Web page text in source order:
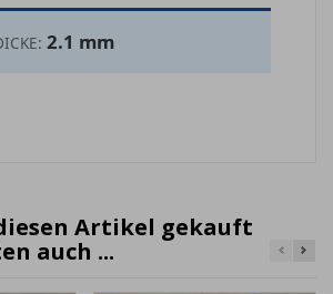
2.1 mm
Artikel gekauft
auch ...